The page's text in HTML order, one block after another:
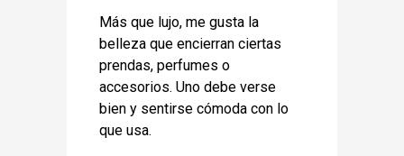
Más que lujo, me gusta la
belleza que encierran ciertas
prendas, perfumes o
accesorios. Uno debe verse
bien y sentirse cómoda con lo
que usa.